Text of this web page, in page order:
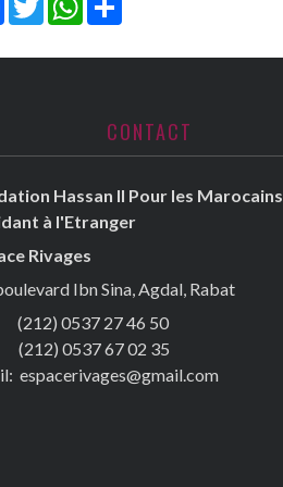
CONTACT
Hassan II Pour les Marocains
à l'Etranger
Rivages
Ibn Sina, Agdal, Rabat
(212) 0537 27 46 50
(212) 0537 67 02 35
espacerivages@gmail.com